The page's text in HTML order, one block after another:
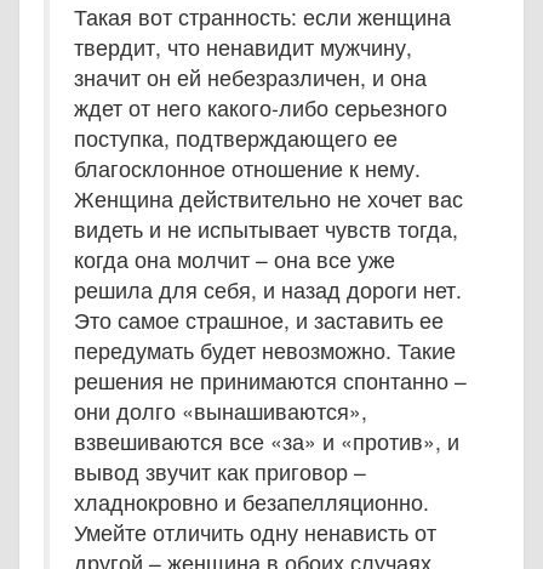
Такая вот странность: если женщина
твердит, что ненавидит мужчину,
значит он ей небезразличен, и она
ждет от него какого-либо серьезного
поступка, подтверждающего ее
благосклонное отношение к нему.
Женщина действительно не хочет вас
видеть и не испытывает чувств тогда,
когда она молчит – она все уже
решила для себя, и назад дороги нет.
Это самое страшное, и заставить ее
передумать будет невозможно. Такие
решения не принимаются спонтанно –
они долго «вынашиваются»,
взвешиваются все «за» и «против», и
вывод звучит как приговор –
хладнокровно и безапелляционно.
Умейте отличить одну ненависть от
другой – женщина в обоих случаях